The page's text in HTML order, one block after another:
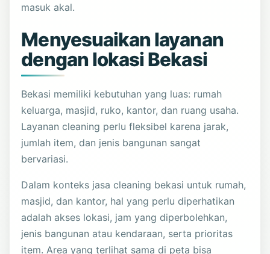
masuk akal.
Menyesuaikan layanan
dengan lokasi Bekasi
Bekasi memiliki kebutuhan yang luas: rumah
keluarga, masjid, ruko, kantor, dan ruang usaha.
Layanan cleaning perlu fleksibel karena jarak,
jumlah item, dan jenis bangunan sangat
bervariasi.
Dalam konteks jasa cleaning bekasi untuk rumah,
masjid, dan kantor, hal yang perlu diperhatikan
adalah akses lokasi, jam yang diperbolehkan,
jenis bangunan atau kendaraan, serta prioritas
item. Area yang terlihat sama di peta bisa